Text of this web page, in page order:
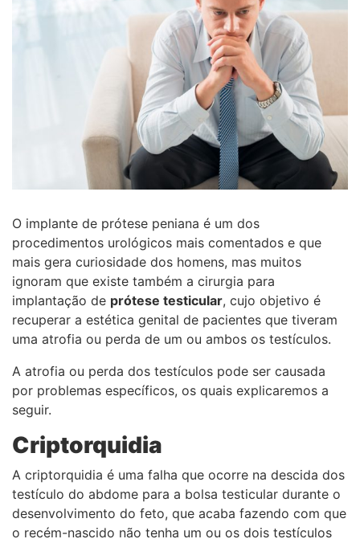
O implante de prótese peniana é um dos
procedimentos urológicos mais comentados e que
mais gera curiosidade dos homens, mas muitos
ignoram que existe também a cirurgia para
implantação de prótese testicular, cujo objetivo é
recuperar a estética genital de pacientes que tiveram
uma atrofia ou perda de um ou ambos os testículos.
A atrofia ou perda dos testículos pode ser causada
por problemas específicos, os quais explicaremos a
seguir.
Criptorquidia
A criptorquidia é uma falha que ocorre na descida dos
testículo do abdome para a bolsa testicular durante o
desenvolvimento do feto, que acaba fazendo com que
o recém-nascido não tenha um ou os dois testículos